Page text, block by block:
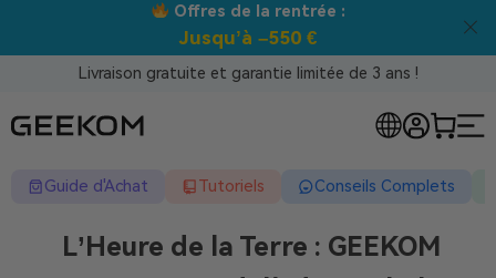
Meilleur prix garanti tous canaux !
Livraison gratuite et garantie limitée de 3 ans !
Guide d'Achat Tutoriels Conseils Complets
L’Heure de la Terre : GEEKOM